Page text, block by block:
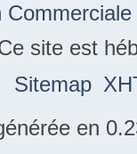
site est
Sitemap
en